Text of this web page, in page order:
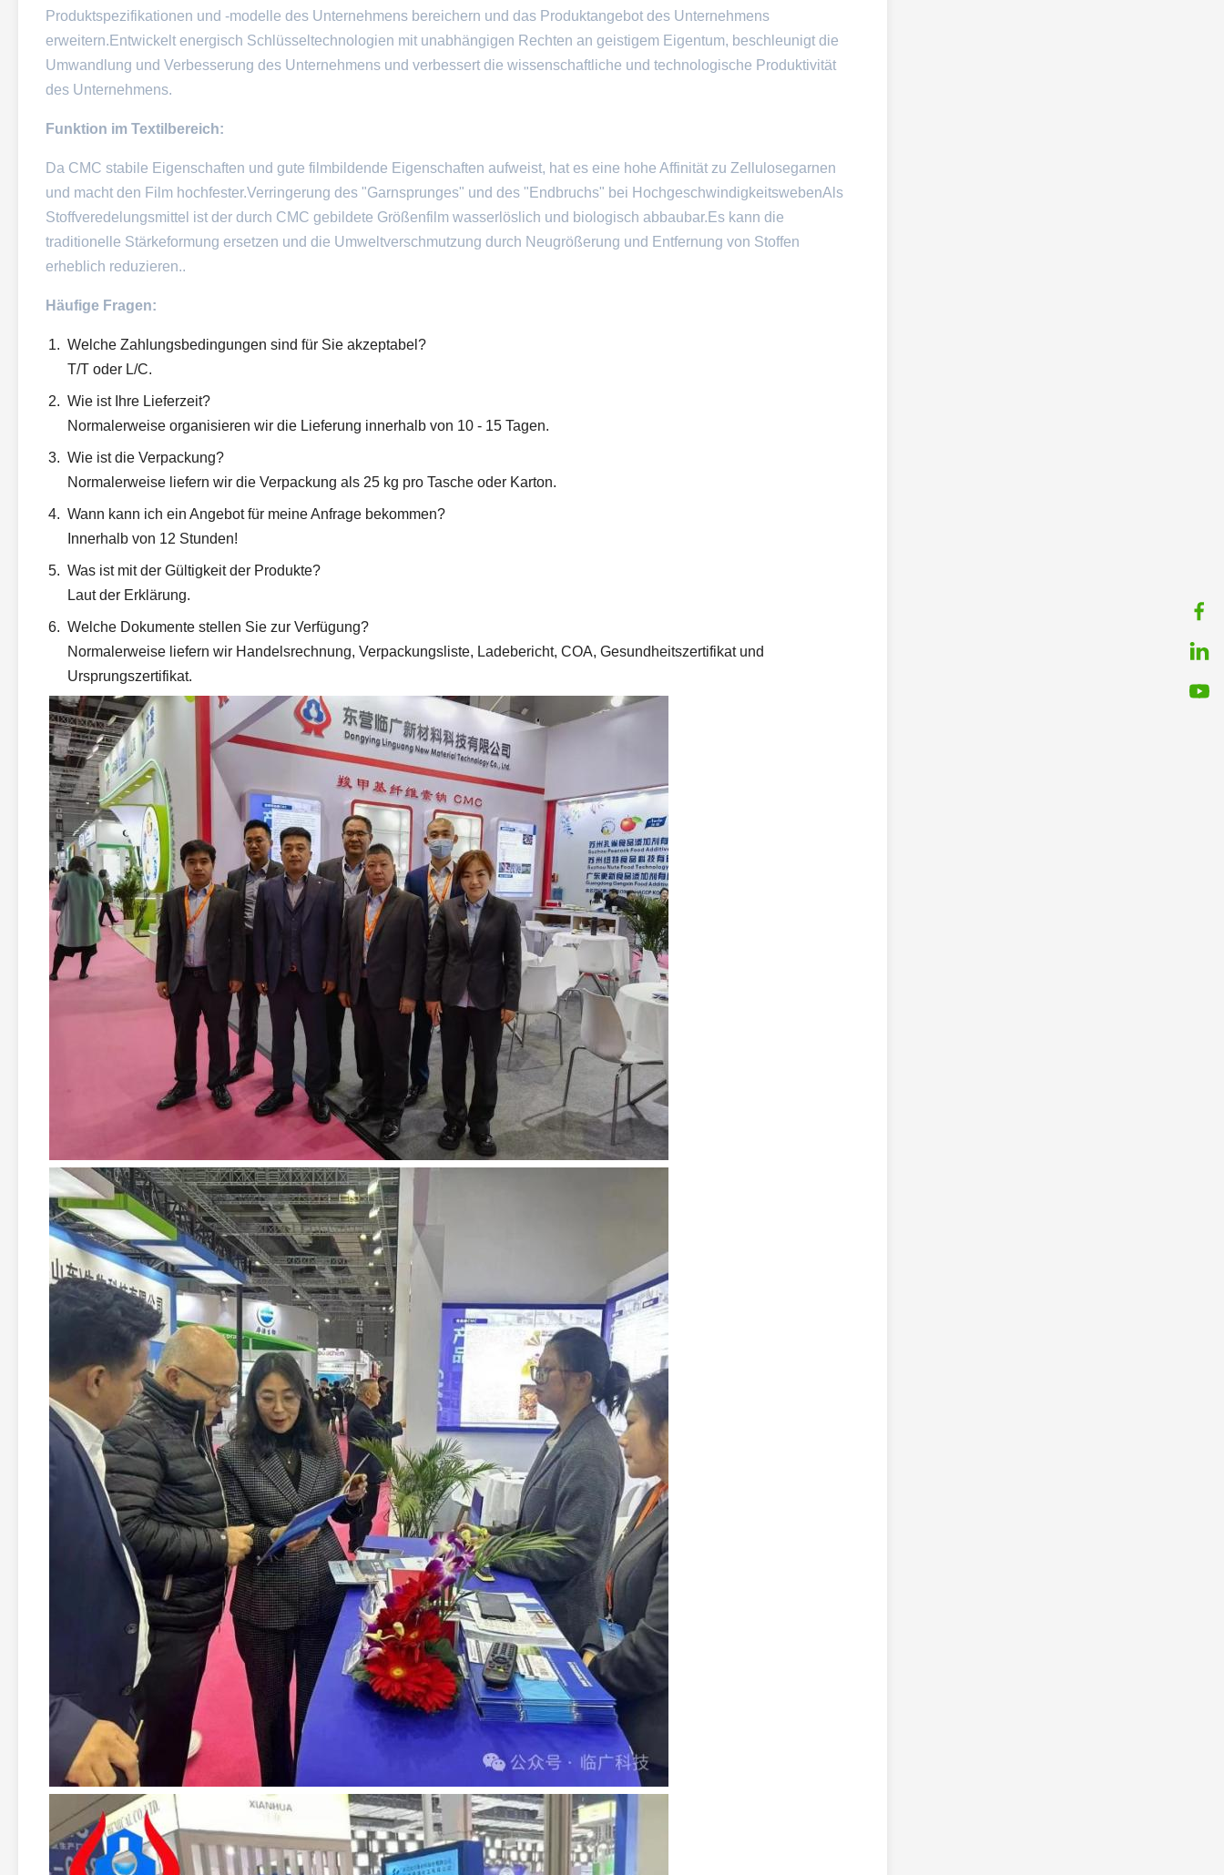
Produktspezifikationen und -modelle des Unternehmens bereichern und das Produktangebot des Unternehmens
erweitern.Entwickelt energisch Schlüsseltechnologien mit unabhängigen Rechten an geistigem Eigentum, beschleunigt die
Umwandlung und Verbesserung des Unternehmens und verbessert die wissenschaftliche und technologische Produktivität
des Unternehmens.
Funktion im Textilbereich:
Da CMC stabile Eigenschaften und gute filmbildende Eigenschaften aufweist, hat es eine hohe Affinität zu Zellulosegarnen
und macht den Film hochfester.Verringerung des "Garnsprunges" und des "Endbruchs" bei HochgeschwindigkeitswebenAls
Stoffveredelungsmittel ist der durch CMC gebildete Größenfilm wasserlöslich und biologisch abbaubar.Es kann die
traditionelle Stärkeformung ersetzen und die Umweltverschmutzung durch Neugrößerung und Entfernung von Stoffen
erheblich reduzieren..
Häufige Fragen:
Welche Zahlungsbedingungen sind für Sie akzeptabel?
T/T oder L/C.
Wie ist Ihre Lieferzeit?
Normalerweise organisieren wir die Lieferung innerhalb von 10 - 15 Tagen.
Wie ist die Verpackung?
Normalerweise liefern wir die Verpackung als 25 kg pro Tasche oder Karton.
Wann kann ich ein Angebot für meine Anfrage bekommen?
Innerhalb von 12 Stunden!
Was ist mit der Gültigkeit der Produkte?
Laut der Erklärung.
Welche Dokumente stellen Sie zur Verfügung?
Normalerweise liefern wir Handelsrechnung, Verpackungsliste, Ladebericht, COA, Gesundheitszertifikat und
Ursprungszertifikat.